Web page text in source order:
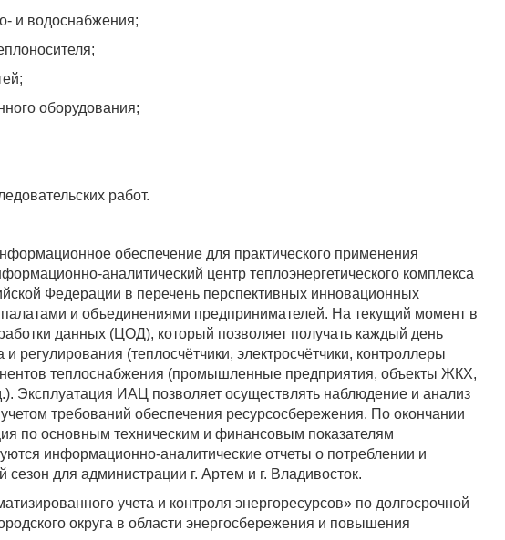
и водоснабжения;
оборудования;
работ.
обеспечение для практического применения
аналитический центр теплоэнергетического комплекса
Федерации в перечень перспективных инновационных
и объединениями предпринимателей. На текущий момент в
данных (ЦОД), который позволяет получать каждый день
регулирования (теплосчётчики, электросчётчики, контроллеры
теплоснабжения (промышленные предприятия, объекты ЖКХ,
Эксплуатация ИАЦ позволяет осуществлять наблюдение и анализ
требований обеспечения ресурсосбережения. По окончании
по основным техническим и финансовым показателям
информационно-аналитические отчеты о потреблении и
для администрации г. Артем и г. Владивосток.
учета и контроля энергоресурсов» по долгосрочной
округа в области энергосбережения и повышения